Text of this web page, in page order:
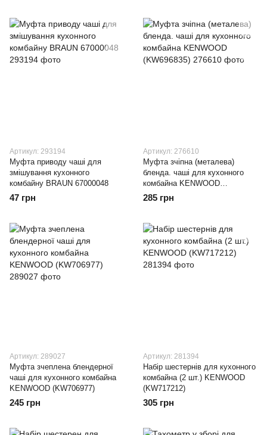
Артикул: 293194
Муфта приводу чаші для
змішування кухонного
комбайну BRAUN 67000048
47 грн
Артикул: 276610
Муфта зчіпна (металева)
бленда. чаші для кухонного
комбайна KENWOOD
(KW696835)
285 грн
Артикул: 289027
Муфта зчеплена блендерної
чаші для кухонного комбайна
KENWOOD (KW706977)
245 грн
Артикул: 281394
Набір шестернів для кухонного
комбайна (2 шт.) KENWOOD
(KW717212)
305 грн